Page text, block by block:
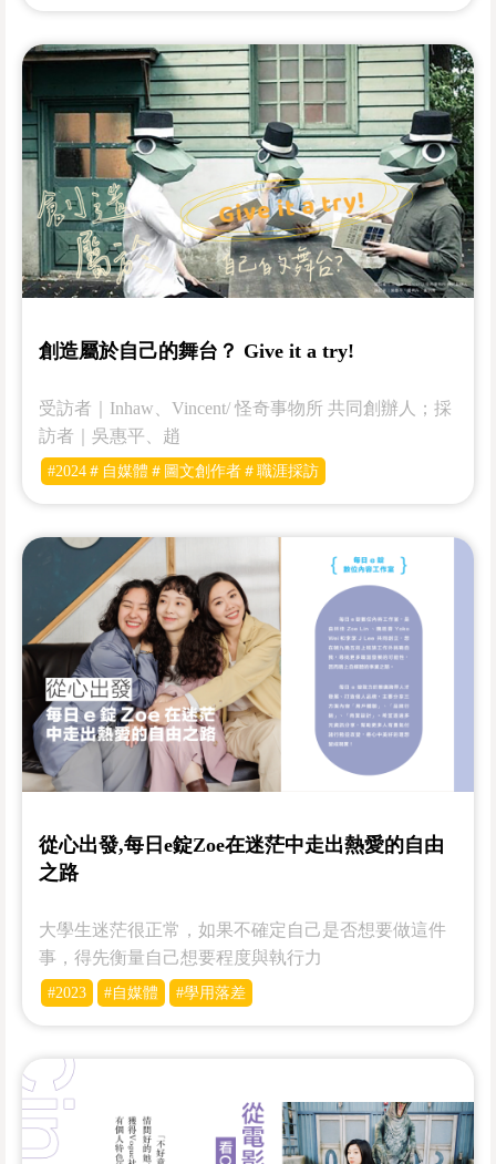
創造屬於自己的舞台？ Give it a try!
受訪者｜Inhaw、Vincent/ 怪奇事物所 共同創辦人；採
訪者｜吳惠平、趙
#2024＃自媒體＃圖文創作者＃職涯採訪
從心出發,每日e錠Zoe在迷茫中走出熱愛的自由
之路
大學生迷茫很正常，如果不確定自己是否想要做這件
事，得先衡量自己想要程度與執行力
#2023 #自媒體 #學用落差